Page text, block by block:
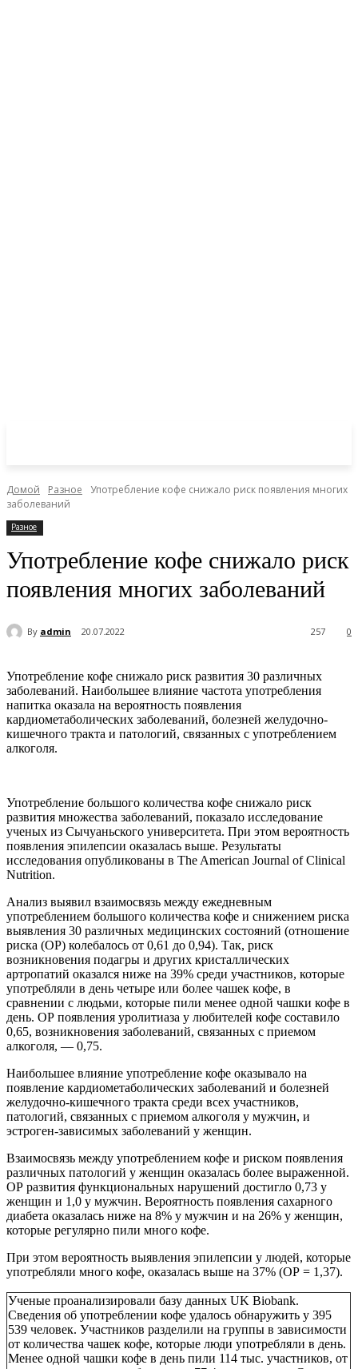
Домой Разное
Употребление кофе снижало риск появления многих
заболеваний
Разное
Употребление кофе снижало риск
появления многих заболеваний
By admin 20.07.2022 0
257
Употребление кофе снижало риск развития 30 различных
заболеваний. Наибольшее влияние частота употребления
напитка оказала на вероятность появления
кардиометаболических заболеваний, болезней желудочно-
кишечного тракта и патологий, связанных с употреблением
алкоголя.
Употребление большого количества кофе снижало риск
развития множества заболеваний, показало исследование
ученых из Сычуаньского университета. При этом вероятность
появления эпилепсии оказалась выше. Результаты
исследования опубликованы в The American Journal of Clinical
Nutrition.
Анализ выявил взаимосвязь между ежедневным
употреблением большого количества кофе и снижением риска
выявления 30 различных медицинских состояний (отношение
риска (ОР) колебалось от 0,61 до 0,94). Так, риск
возникновения подагры и других кристаллических
артропатий оказался ниже на 39% среди участников, которые
употребляли в день четыре или более чашек кофе, в
сравнении с людьми, которые пили менее одной чашки кофе в
день. ОР появления уролитиаза у любителей кофе составило
0,65, возникновения заболеваний, связанных с приемом
алкоголя, — 0,75.
Наибольшее влияние употребление кофе оказывало на
появление кардиометаболических заболеваний и болезней
желудочно-кишечного тракта среди всех участников,
патологий, связанных с приемом алкоголя у мужчин, и
эстроген-зависимых заболеваний у женщин.
Взаимосвязь между употреблением кофе и риском появления
различных патологий у женщин оказалась более выраженной.
ОР развития функциональных нарушений достигло 0,73 у
женщин и 1,0 у мужчин. Вероятность появления сахарного
диабета оказалась ниже на 8% у мужчин и на 26% у женщин,
которые регулярно пили много кофе.
При этом вероятность выявления эпилепсии у людей, которые
употребляли много кофе, оказалась выше на 37% (ОР = 1,37).
Ученые проанализировали базу данных UK Biobank.
Сведения об употреблении кофе удалось обнаружить у 395
539 человек. Участников разделили на группы в зависимости
от количества чашек кофе, которые люди употребляли в день.
Менее одной чашки кофе в день пили 114 тыс. участников, от